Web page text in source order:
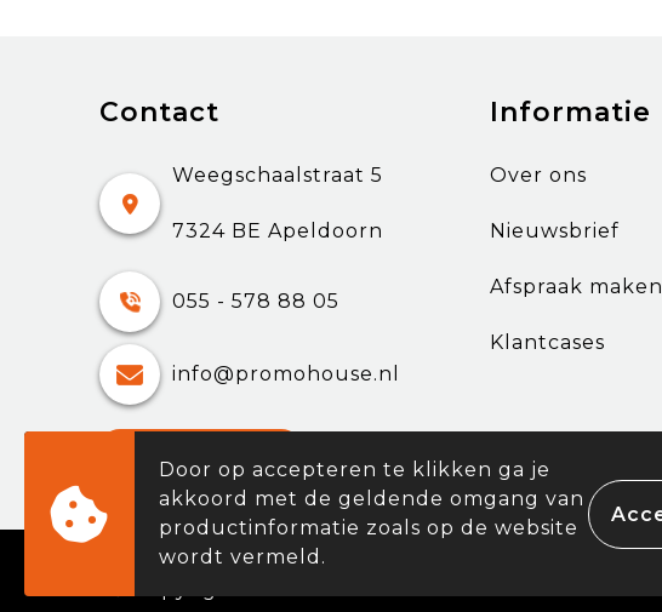
Contact
Weegschaalstraat 5
7324 BE Apeldoorn
055 - 578 88 05
info@promohouse.nl
Informatie
Over ons
Nieuwsbrief
Afspraak maken
Klantcases
Door op accepteren te klikken ga je
akkoord met de geldende omgang van
productinformatie zoals op de website
wordt vermeld.